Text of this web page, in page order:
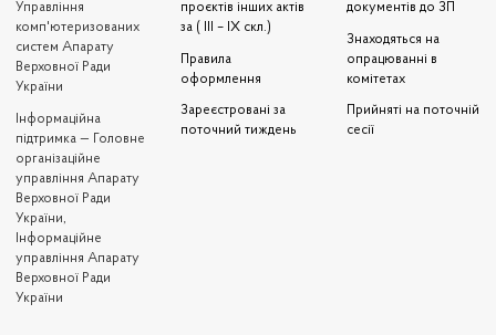
Управління
комп'ютеризованих
систем Апарату
Верховної Ради
України
Iнформаційна
підтримка — Головне
організаційне
управління Апарату
Верховної Ради
України,
Інформаційне
управління Апарату
Верховної Ради
України
проєктів інших актів
за ( III – IX скл.)
Правила
оформлення
Зареєстровані за
поточний тиждень
документів до ЗП
Знаходяться на
опрацюванні в
комітетах
Прийняті на поточній
сесії